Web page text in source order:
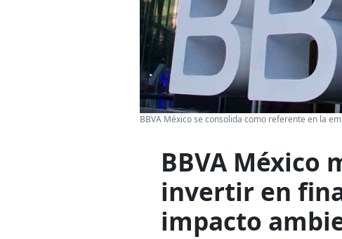
BBVA México se consolida como referente en la
BBVA México
invertir en
impacto